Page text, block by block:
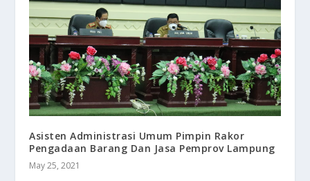
Asisten Administrasi Umum Pimpin Rakor
Pengadaan Barang Dan Jasa Pemprov Lampung
May 25, 2021